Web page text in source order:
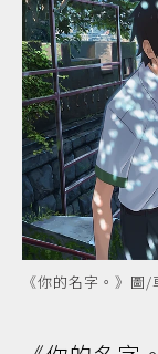
《你的名字。》圖